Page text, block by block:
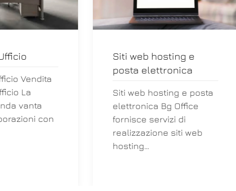
Siti web hosting e
posta elettronica
Siti web hosting e posta
elettronica Bg Office
fornisce servizi di
realizzazione siti web